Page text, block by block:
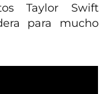
Taylor Swift
para mucho